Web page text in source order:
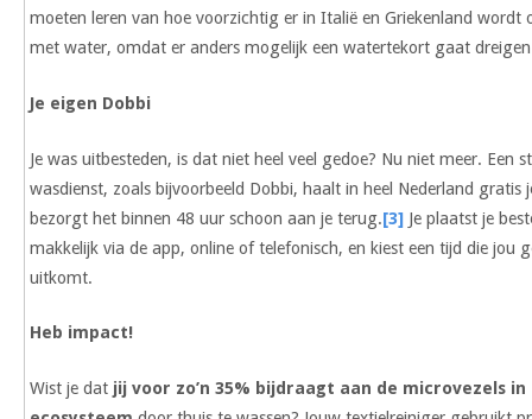
moeten leren van hoe voorzichtig er in Italië en Griekenland wordt
met water, omdat er anders mogelijk een watertekort gaat
Je eigen Dobbi
Je was uitbesteden, is dat niet heel veel gedoe? Nu niet meer. Een
wasdienst, zoals bijvoorbeeld Dobbi, haalt in heel Nederland gratis
bezorgt het binnen 48 uur schoon aan je terug.[3] Je plaatst je
makkelijk via de app, online of telefonisch, en kiest een tijd die jou
uitkomt.
Heb impact!
Wist je dat jij voor zo’n 35% bijdraagt aan de microvezels